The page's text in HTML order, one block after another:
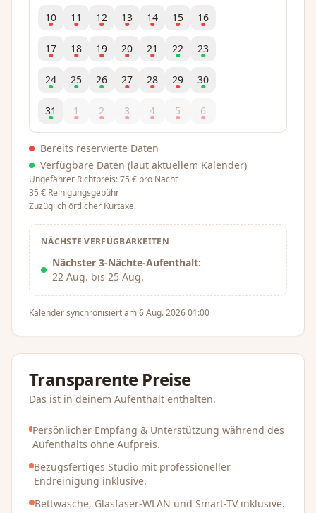
10 11 12 13 14 15 16
17 18 19 20 21 22 23
24 25 26 27 28 29 30
31 1 2 3 4 5 6
Bereits reservierte Daten
Verfügbare Daten (laut aktuellem Kalender)
Ungefährer Richtpreis: 75 € pro Nacht
35 € Reinigungsgebühr
Zuzüglich örtlicher Kurtaxe.
NÄCHSTE VERFÜGBARKEITEN
Nächster 3-Nächte-Aufenthalt:
22 Aug. bis 25 Aug.
Kalender synchronisiert am 6 Aug. 2026 01:00
Transparente Preise
Das ist in deinem Aufenthalt enthalten.
Persönlicher Empfang & Unterstützung während des
Aufenthalts ohne Aufpreis.
Bezugsfertiges Studio mit professioneller
Endreinigung inklusive.
Bettwäsche, Glasfaser-WLAN und Smart-TV inklusive.